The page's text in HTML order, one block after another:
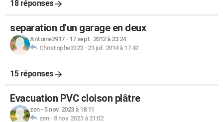
18 réponses
separation d'un garage en deux
Antoine2917- 17 sept. 2012 à 23:24
Christophe3323- 23 juil. 2014 à 17:42
15 réponses
Evacuation PVC cloison plâtre
zen- 5 nov. 2023 à 18:11
zen- 8 nov. 2023 à 21:02